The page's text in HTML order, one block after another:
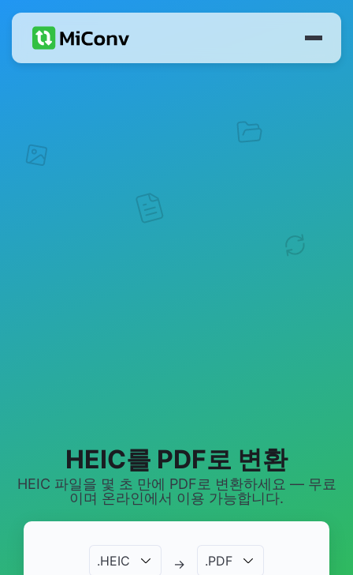
HEIC를 PDF로 변환
HEIC 파일을 몇 초 만에 PDF로 변환하세요 — 무료
이며 온라인에서 이용 가능합니다.
.HEIC → .PDF